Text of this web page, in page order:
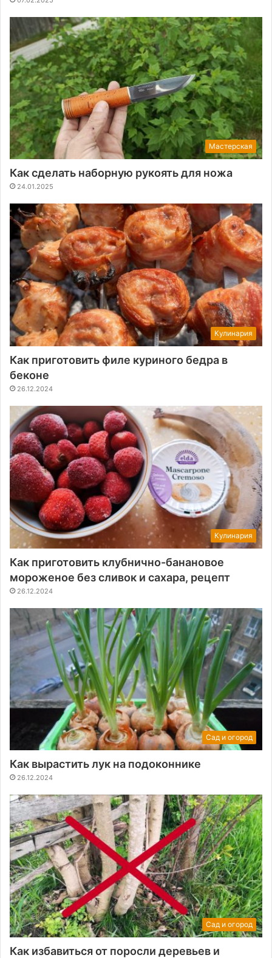
Мастерская
Как сделать наборную рукоять для ножа
24.01.2025
Кулинария
Как приготовить филе куриного бедра в
беконе
26.12.2024
Кулинария
Как приготовить клубнично-банановое
мороженое без сливок и сахара, рецепт
26.12.2024
Сад и огород
Как вырастить лук на подоконнике
26.12.2024
Сад и огород
Как избавиться от поросли деревьев и